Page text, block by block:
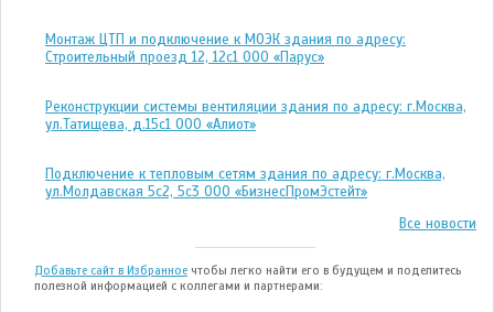
Монтаж ЦТП и подключение к МОЭК здания по адресу:
Строительный проезд 12, 12с1 ООО «Парус»
Реконструкции системы вентиляции здания по адресу: г.Москва,
ул.Татищева, д.15с1 ООО «Алиот»
Подключение к тепловым сетям здания по адресу: г.Москва,
ул.Молдавская 5с2, 5с3 ООО «БизнесПромЭстейт»
Все новости
Добавьте сайт в Избранное чтобы легко найти его в будущем и поделитесь
полезной информацией с коллегами и партнерами: